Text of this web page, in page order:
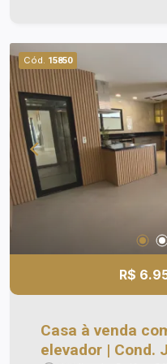
churrasqueira; -
Tênis; - Lago; - Pista
Ótima localização:
supermercados,
Shopping, hospital,
minutos do centro da
Rodovia Presidente Dutra. Ligue e
visita!
Cód. 15850
R$
Casa à venda
elevador | Cond.